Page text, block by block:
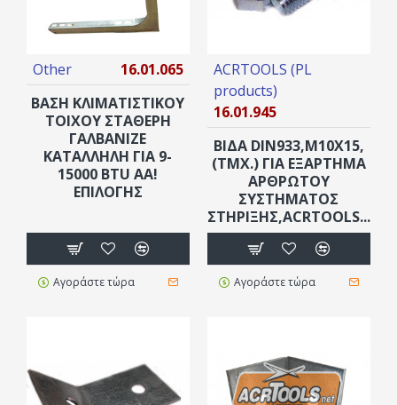
Other
16.01.065
ΒΑΣΗ ΚΛΙΜΑΤΙΣΤΙΚΟΥ
ΤΟΙΧΟΥ ΣΤΑΘΕΡΗ
ΓΑΛΒΑΝΙΖΕ
ΚΑΤΑΛΛΗΛΗ ΓΙΑ 9-
15000 BTU AA!
ΕΠΙΛΟΓΗΣ
Αγοράστε τώρα
ACRTOOLS (PL
products)
16.01.945
ΒΙΔΑ DIN933,Μ10X15,
(ΤΜΧ.) ΓΙΆ ΕΞΆΡΤΗΜΑ
ΑΡΘΡΩΤΟΎ
ΣΥΣΤΉΜΑΤΟΣ
ΣΤΉΡΙΞΗΣ,ACRTOOLS...
Αγοράστε τώρα